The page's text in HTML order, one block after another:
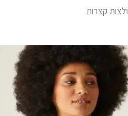
קצרות